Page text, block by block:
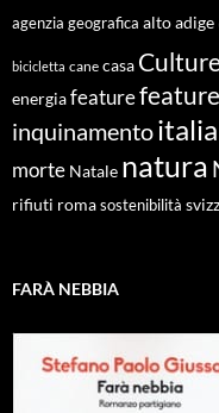
agenzia geografica alto adige
bicicletta cane casa
energiafeature
inquinamentoitalia
morte Natale natura
rifiuti roma sostenibilità
FARÀ NEBBIA